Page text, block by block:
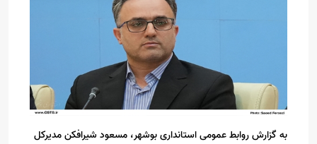
به گزارش روابط عمومی استانداری بوشهر، مسعود شیرافکن مدیرکل